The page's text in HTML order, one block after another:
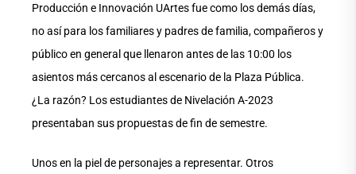
Producción e Innovación UArtes fue como los demás días,
no así para los familiares y padres de familia, compañeros y
público en general que llenaron antes de las 10:00 los
asientos más cercanos al escenario de la Plaza Pública.
¿La razón? Los estudiantes de Nivelación A-2023
presentaban sus propuestas de fin de semestre.
Unos en la piel de personajes a representar. Otros